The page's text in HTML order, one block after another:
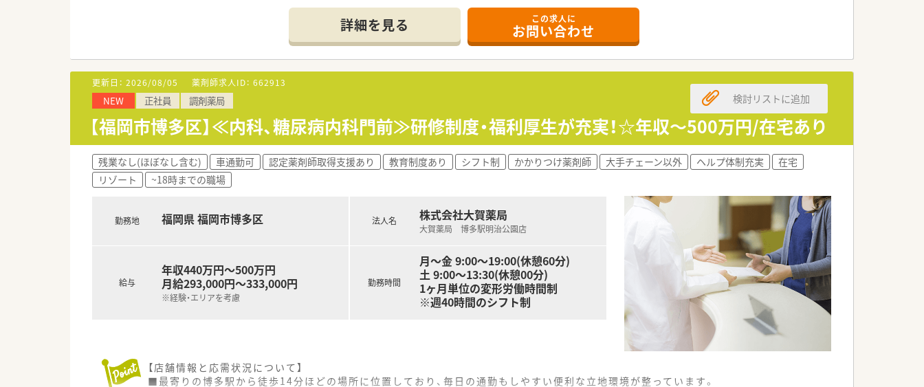
■OTCも多く取り揃えております。
■門前の総合病院では約30科目診療していますので様々な処方を経験されたい方にもオススメです。
■処方箋枚数は1日150枚ほどですが、薬剤師常勤16名、パート11名在籍している大型店舗です。
■店舗内は車いすの方でも利用できるお手洗いや、おむつ交換ベッドもあり地元の患者様に愛される薬局です。
＜こんな薬局です＞
■福岡県を中心に100店舗以上展開しています。
■病院門前から医療モール型、マンツーマン型まで幅広い形態の店舗があり、薬剤師として幅広く経験を積む事が可能です。全店舗で
OTCの取り扱いがあるため、調剤だけではなくOTCも経験できる環境です。
■処方箋枚数に対して20枚/人程度の人数体制を維持しております。
■服薬履歴を全店オンライン共有し、自宅近く以外でも飲み合わせ・重複チェックができる体制を整えています。
■会社の収益が高ければ社員の皆さんに給与として還元をしており、頑張りに応じて評価頂ける会社です。
＜ワークライフバランスの推進＞
■お客様の満足度をあげるには社員の満足度を上げるしかないと考えており、社員のワークライフバランスを真剣に考え従業員が働き
やすい環境作りに取り組んでいます。
■出産・育児休暇の取得率が高く、常時30～40名が育児に専念しており復帰率が非常に高いです。（2022年6月時点）
■正社員の就業時間は、週40時間の月単位の変形労働時間制。長時間になりがちな医療業界で「全社員残業ゼロ（繁忙期除く）」を目指し
■九州ではめずらしい完全週休2日制の薬局で年間休日115日ございます。
プライベートの充実が仕事の質につながるという観点で「従業員満足がお客様満足につながる」という理念の根幹であり、長年従業員か
ら愛される秘訣です。
ハートクロス休暇(長期有給消化制度)や育休・産休取得率が高く、長く働くことが出来る職場環境です。
■必須研修やアドバンス研修、マネジメント研修などご自身のレベルに応じた研修の受講が可能です。
■在宅やセルフメディケーション、漢方やがん専門薬剤師など、様々なキャリア構築に向けた研修内容を取り揃えています。
■実務経験が無い方やブランクがある方も安心できる教育プログラムがあるので安心してスキルアップ出来ます。
詳細を見る この求人に
お問い合わせ
更新日： 2026/08/05 薬剤師求人ID： 662913
NEW 正社員 調剤薬局
【福岡市博多区】≪内科、糖尿病内科門前≫研修制度・福利厚生が充実！☆年収～500万円/在宅あり
検討リストに追加
残業なし(ほぼなし含む) 車通勤可 認定薬剤師取得支援あり 教育制度あり シフト制 かかりつけ薬剤師 大手チェーン以外 ヘルプ体制充実
在宅
リゾート
~18時までの職場
勤務地 福岡県 福岡市博多区
給与
年収440万円～500万円
月給293,000円～333,000円
※経験・エリアを考慮
法人名 株式会社大賀薬局
大賀薬局 博多駅明治公園店
勤務時間
月～金 9:00～19:00(休憩60分)
土 9:00～13:30(休憩00分)
1ヶ月単位の変形労働時間制
※週40時間のシフト制
【店舗情報と応需状況について】
■最寄りの博多駅から徒歩14分ほどの場所に位置しており、毎日の通勤もしやすい便利な立地環境が整っています。